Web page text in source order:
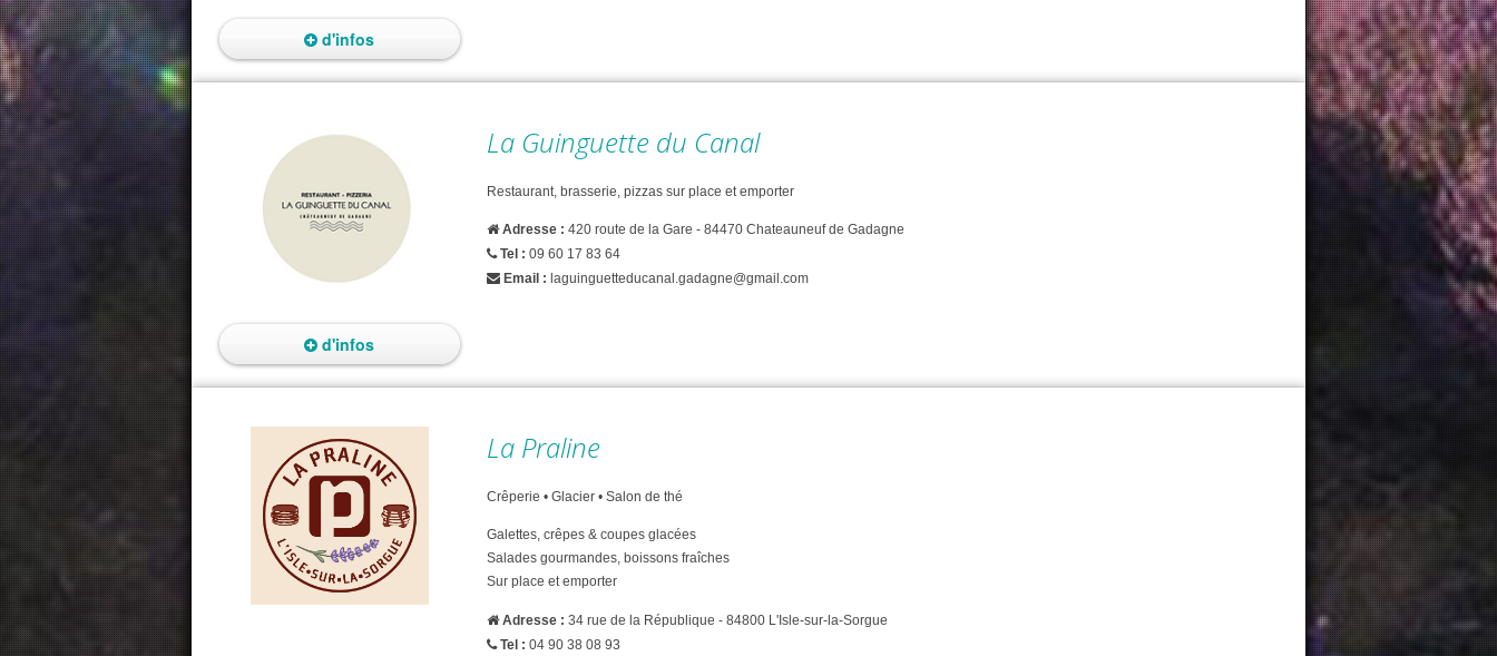
d'infos
La Guinguette du Canal
Restaurant, brasserie, pizzas sur place et emporter
Adresse : 420 route de la Gare - 84470 Chateauneuf de Gadagne
Tel : 09 60 17 83 64
Email : laguinguetteducanal.gadagne@gmail.com
d'infos
La Praline
Crêperie • Glacier • Salon de thé
Galettes, crêpes & coupes glacées
Salades gourmandes, boissons fraîches
Sur place et emporter
Adresse : 34 rue de la République - 84800 L'Isle-sur-la-Sorgue
Tel : 04 90 38 08 93